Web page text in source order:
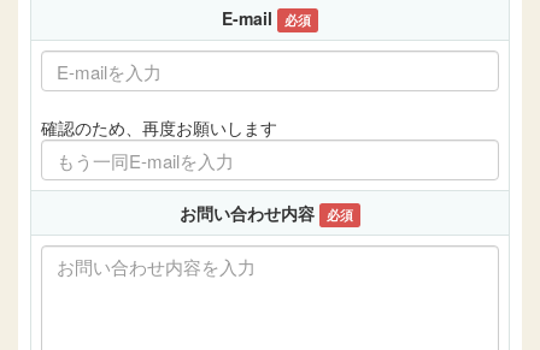
E-mail 必須
確認のため、再度お願いします
お問い合わせ内容 必須